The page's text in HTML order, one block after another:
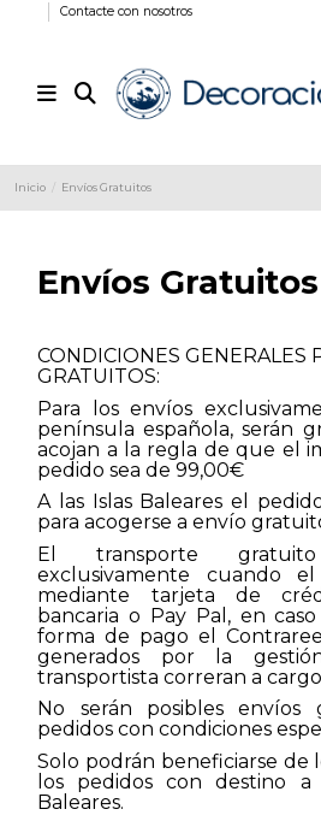
Contacte con nosotros
Inicio Envíos Gratuitos
Envíos Gratuitos
CONDICIONES GENERALES
GRATUITOS:
Para los envíos
península española, serán
acojan a la regla de que el
pedido sea de 99,00€
A las Islas Baleares el
para acogerse a envío
El transporte
exclusivamente cuando
mediante tarjeta de
bancaria o Pay Pal, en
forma de pago el
generados por la
transportista correran a
No serán posibles envíos
pedidos con condiciones
Solo podrán beneficiarse de
los pedidos con destino
Baleares.